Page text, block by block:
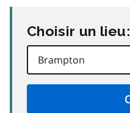
Choisir un lieu: